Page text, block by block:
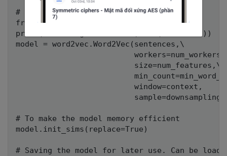
# Initializing the train model
from gensim.models import word2vec
print("Training model....", len(sentences))
model = word2vec.Word2Vec(sentences,\
                          size=num_features,\
                          window=context,
                          sample=downsampling)
# To make the model memory efficient
model.init_sims(replace=True)
# Saving the model for later use. Can be